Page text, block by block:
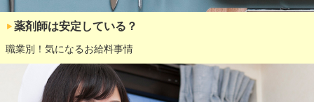
薬剤師は安定している？
職業別！気になるお給料事情